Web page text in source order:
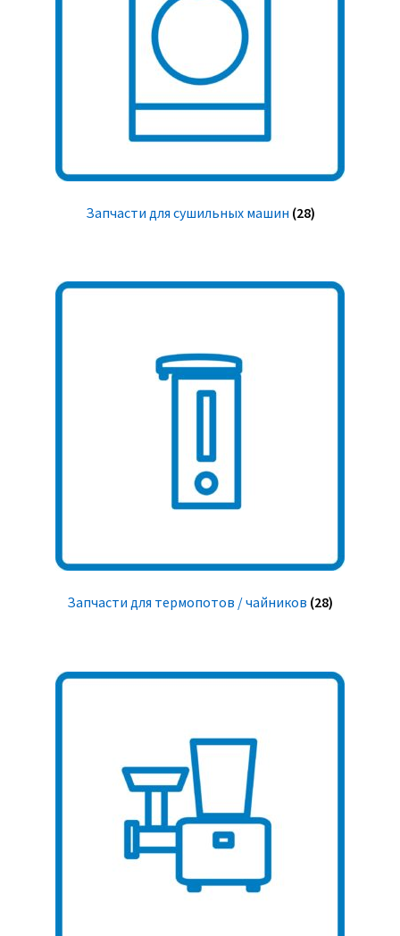
Запчасти для сушильных машин (28)
Запчасти для термопотов / чайников (28)